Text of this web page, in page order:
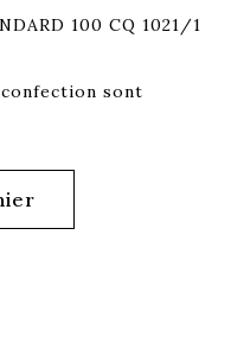
100 CQ 1021/1
sont